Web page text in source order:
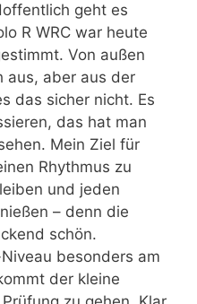
geht es
R WRC war heute
Von außen
aus, aber aus der
das sicher nicht. Es
das hat man
Mein Ziel für
Rhythmus zu
und jeden
– denn die
schön.
besonders am
der kleine